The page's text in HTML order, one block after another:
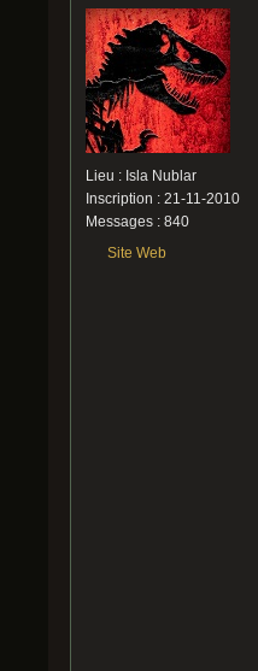
Lieu : Isla Nublar
Inscription : 21-11-2010
Messages : 840
Site Web